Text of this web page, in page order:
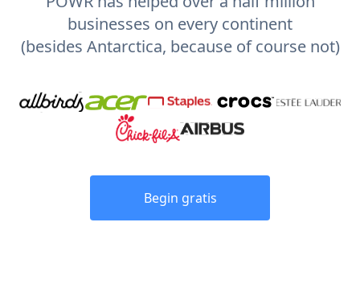
businesses on every continent
(besides Antarctica, because of course not)
Begin gratis